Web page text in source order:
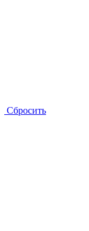
Сбросить